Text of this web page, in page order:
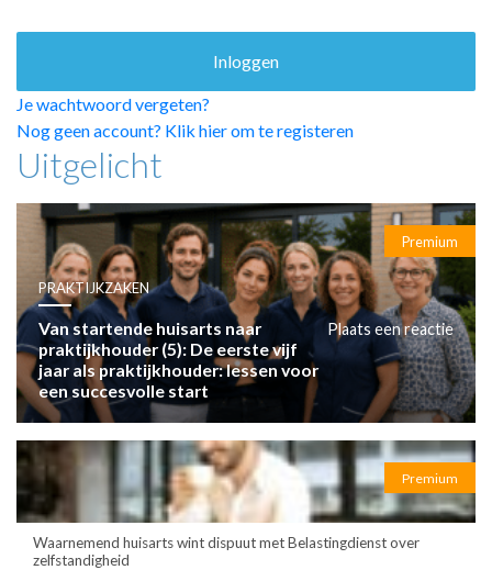
PRAKTIJKZAKEN
TARIEVEN
VPHUISARTSEN
MEDISCHE VAKHANDEL
INLOGGEN
REGISTRATIE
Je wachtwoord vergeten?
Nog geen account? Klik hier om te registeren
Uitgelicht
Premium
PRAKTIJKZAKEN
Van startende huisarts naar
praktijkhouder (5): De eerste vijf
jaar als praktijkhouder: lessen voor
een succesvolle start
Plaats een reactie
Premium
Waarnemend huisarts wint dispuut met Belastingdienst over
zelfstandigheid